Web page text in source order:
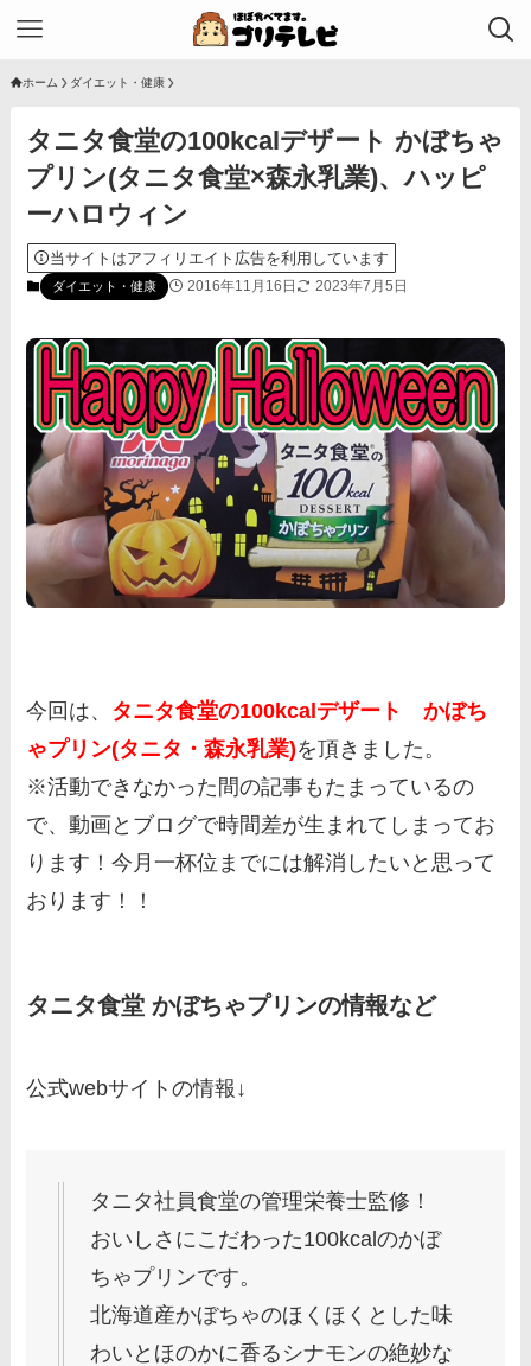
ホーム ダイエット・健康
タニタ食堂の100kcalデザート かぼちゃ
プリン(タニタ食堂×森永乳業)、ハッピ
ーハロウィン
当サイトはアフィリエイト広告を利用しています
ダイエット・健康 2016年11月16日 2023年7月5日
今回は、 タニタ食堂の100kcalデザート かぼち
ゃプリン(タニタ・森永乳業)を頂きました。
※活動できなかった間の記事もたまっているの
で、動画とブログで時間差が生まれてしまってお
ります！今月一杯位までには解消したいと思って
おります！！
タニタ食堂 かぼちゃプリンの情報など
公式webサイトの情報↓
タニタ社員食堂の管理栄養士監修！
おいしさにこだわった100kcalのかぼ
ちゃプリンです。
北海道産かぼちゃのほくほくとした味
わいとほのかに香るシナモンの絶妙な